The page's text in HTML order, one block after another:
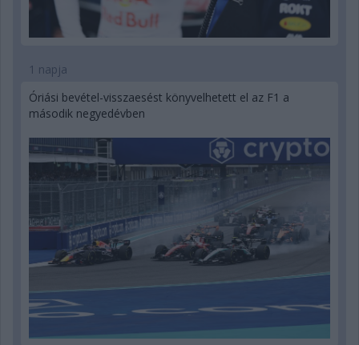
1 napja
Óriási bevétel-visszaesést könyvelhetett el az F1 a
második negyedévben